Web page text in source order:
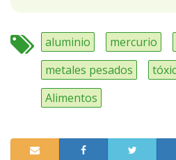
aluminio mercurio
metales pesados
Alimentos